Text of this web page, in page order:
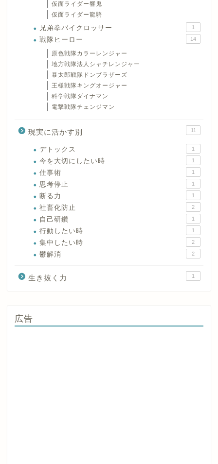
仮面ライダー響鬼
仮面ライダー龍騎
兄弟拳バイクロッサー 1
戦隊ヒーロー 14
原色戦隊カラーレンジャー
地方戦隊法人シャチレンジャー
暴太郎戦隊ドンブラザーズ
王様戦隊キングオージャー
科学戦隊ダイナマン
電撃戦隊チェンジマン
現実に活かす別 11
デトックス 1
今を大切にしたい時 1
仕事術 1
思考停止 1
断る力 1
社畜化防止 2
自己研鑽 1
行動したい時 1
集中したい時 2
鬱解消 2
生き抜く力 1
広告